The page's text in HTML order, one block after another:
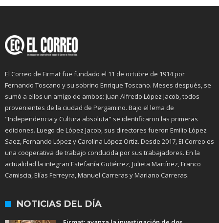
El Correo de Firmat fue fundado el 11 de octubre de 1914 por
Fernando Toscano y su sobrino Enrique Toscano. Meses después, se
sumó a ellos un amigo de ambos: Juan Alfredo López Jacob, todos
provenientes de la ciudad de Pergamino. Bajo el lema de
"Independencia y Cultura absoluta" se identificaron las primeras
ediciones. Luego de López Jacob, sus directores fueron Emilio López
Saez, Fernando López y Carolina López Ortiz. Desde 2017, El Correo es
una cooperativa de trabajo conducida por sus trabajadores. En la
actualidad la integran Estefanía Gutiérrez, Julieta Martínez, Franco
Camiscia, Elías Ferreyra, Manuel Carreras y Mariano Carreras.
NOTICIAS DEL DÍA